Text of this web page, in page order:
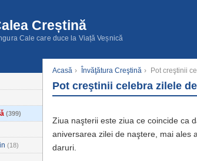
Creștină
Cale care duce la Viață Veșnică
(399)
(18)
Acasă › Învăţătura Creştină › Pot creştinii
Pot creştinii celebra zilele
Ziua naşterii este ziua ce coincide ca
aniversarea zilei de naştere, mai ales
daruri.